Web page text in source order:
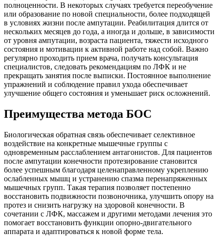
полноценности. В некоторых случаях требуется переобучение
или образование по новой специальности, более подходящей
в условиях жизни после ампутации. Реабилитация длится от
нескольких месяцев до года, а иногда и дольше, в зависимости
от уровня ампутации, возраста пациента, тяжести исходного
состояния и мотивации к активной работе над собой. Важно
регулярно проходить прием врача, получать консультация
специалистов, следовать рекомендациям по ЛФК и не
прекращать занятия после выписки. Постоянное выполнение
упражнений и соблюдение правил ухода обеспечивает
улучшение общего состояния и уменьшает риск осложнений.
Преимущества метода БОС
Биологическая обратная связь обеспечивает селективное
воздействие на конкретные мышечные группы с
одновременным расслаблением антагонистов. Для пациентов
после ампутации конечности протезирование становится
более успешным благодаря целенаправленному укреплению
ослабленных мышц и устранению спазма перенапряженных
мышечных групп. Такая терапия позволяет постепенно
восстановить подвижности позвоночника, улучшить опору на
протез и снизить нагрузку на здоровой конечности. В
сочетании с ЛФК, массажем и другими методами лечения это
помогает восстановить функции опорно-двигательного
аппарата и адаптироваться к новой форме тела.